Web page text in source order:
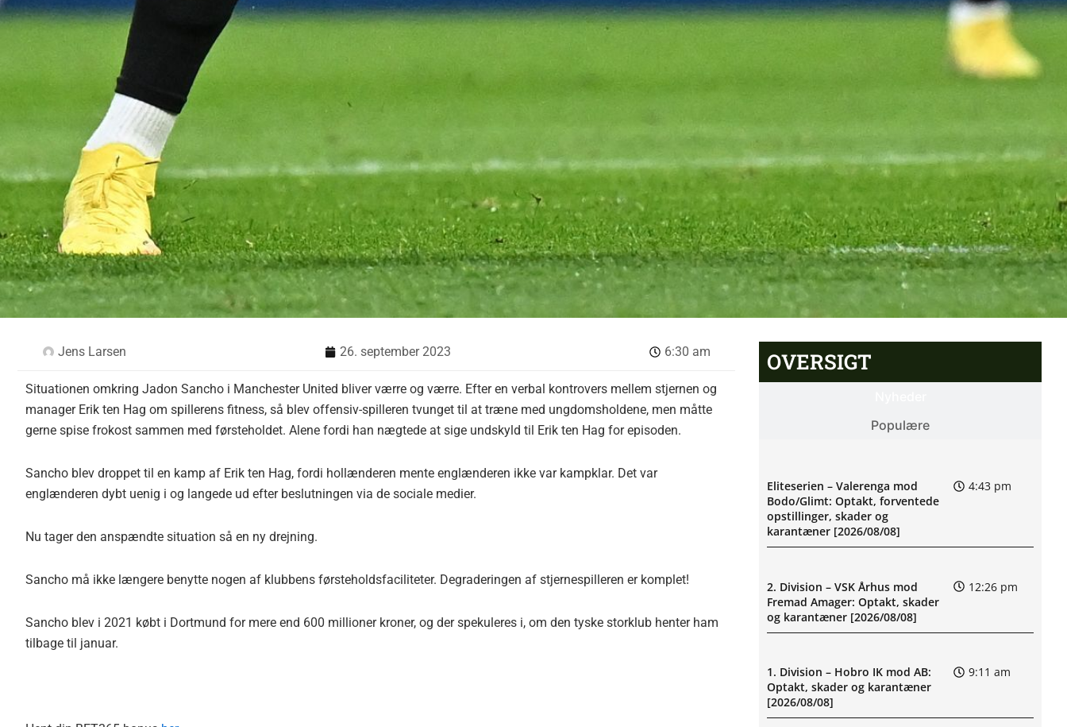
Jens Larsen 26. september 2023 6:30 am
Situationen omkring Jadon Sancho i Manchester United bliver værre og værre. Efter en verbal kontrovers mellem stjernen og
manager Erik ten Hag om spillerens fitness, så blev offensiv-spilleren tvunget til at træne med ungdomsholdene, men måtte
gerne spise frokost sammen med førsteholdet. Alene fordi han nægtede at sige undskyld til Erik ten Hag for episoden.
Sancho blev droppet til en kamp af Erik ten Hag, fordi hollænderen mente englænderen ikke var kampklar. Det var
englænderen dybt uenig i og langede ud efter beslutningen via de sociale medier.
Nu tager den anspændte situation så en ny drejning.
Sancho må ikke længere benytte nogen af klubbens førsteholdsfaciliteter. Degraderingen af stjernespilleren er komplet!
Sancho blev i 2021 købt i Dortmund for mere end 600 millioner kroner, og der spekuleres i, om den tyske storklub henter ham
tilbage til januar.
OVERSIGT
Populære
Eliteserien – Valerenga mod
Bodo/Glimt: Optakt, forventede
opstillinger, skader og
karantæner [2026/08/08]
4:43 pm
2. Division – VSK Århus mod
Fremad Amager: Optakt, skader
og karantæner [2026/08/08]
12:26 pm
1. Division – Hobro IK mod AB:
Optakt, skader og karantæner
[2026/08/08]
9:11 am